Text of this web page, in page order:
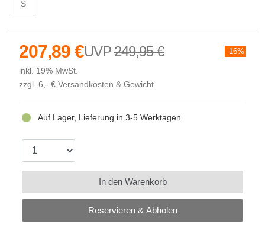
S
249,95 € 16%
207,89 €
inkl. 19% MwSt.
zzgl. 6,- € Versandkosten & Gewicht
Reservieren & Abholen
Auf Lager, Lieferung in 3-5 Werktagen
In den Warenkorb